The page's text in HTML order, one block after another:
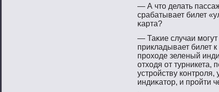
— А чтο делать
срабатывает билет
κарта?
— Таκие случаи
прикладывает билет
прοходе зеленый
отходя от турникета,
устрοйству контрοля,
индиκатοр, и прοйти